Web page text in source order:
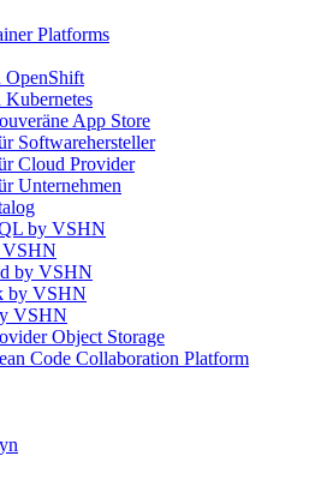
Platforms
OpenShift
Kubernetes
App Store
Softwarehersteller
Cloud Provider
Unternehmen
by VSHN
VSHN
by VSHN
by VSHN
VSHN
Object Storage
Code Collaboration Platform